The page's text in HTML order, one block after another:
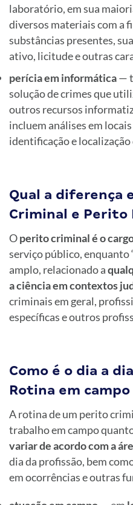
laboratório, em sua
diversos materiais com a
substâncias presentes,
ativo, licitude e outras
perícia em informática—
solução de crimes que
outros recursos
incluem análises em
identificação e localização
Qual a diferença
Criminal e Perito
Operito criminal é o
serviço público, enquanto
amplo, relacionado a
a ciência em contextos
criminais em geral,
específicas e outros
Como é o dia a
Rotina em
A rotina de um perito
trabalho em campo
variar de acordo com a
dia da profissão, bem
em ocorrências e outras